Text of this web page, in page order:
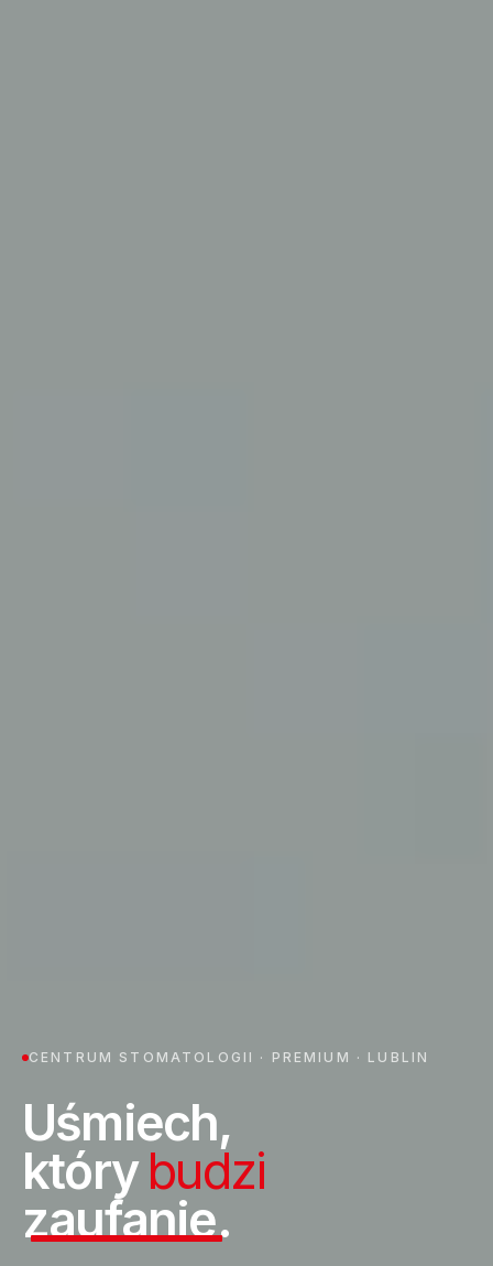
CENTRUM STOMATOLOGII · PREMIUM · LUBLIN
Uśmiech,
którybudzi
zaufanie.